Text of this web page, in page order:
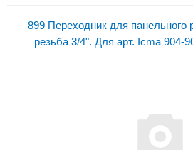
899 Переходник для панельного
резьба 3/4". Для арт. Icma 904-